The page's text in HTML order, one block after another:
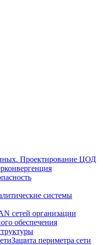
Проектирование ЦОД
системы
сетей организации
обеспечения
Защита периметра сети